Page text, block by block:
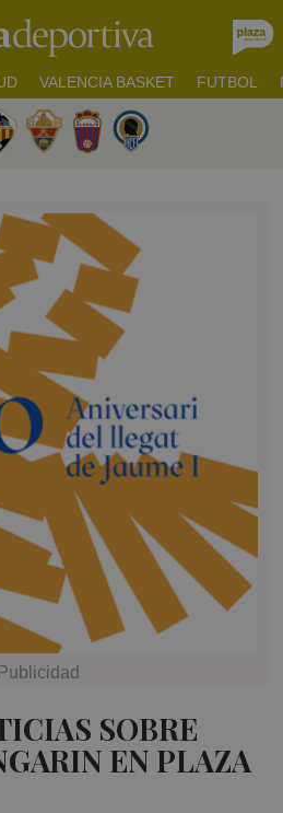
VALENCIA BASKET FUTBOL
SOBRE
EN PLAZA